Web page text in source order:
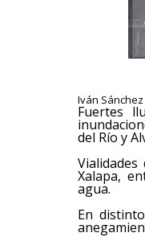
Iván
Fuertes
del Río y
Xalapa,
agua.
En